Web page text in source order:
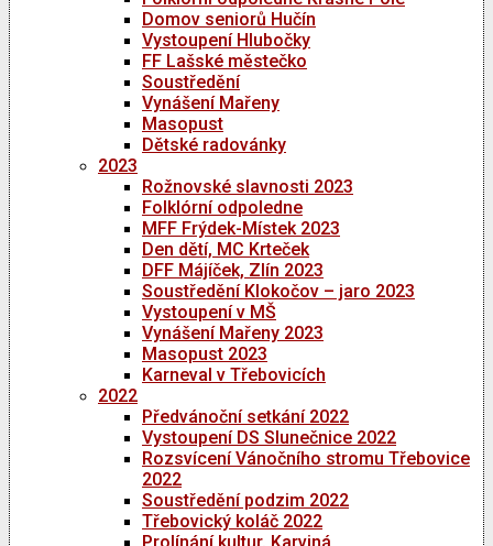
Domov seniorů Hučín
Vystoupení Hlubočky
FF Lašské městečko
Soustředění
Vynášení Mařeny
Masopust
Dětské radovánky
2023
Rožnovské slavnosti 2023
Folklórní odpoledne
MFF Frýdek-Místek 2023
Den dětí, MC Krteček
DFF Májíček, Zlín 2023
Soustředění Klokočov – jaro 2023
Vystoupení v MŠ
Vynášení Mařeny 2023
Masopust 2023
Karneval v Třebovicích
2022
Předvánoční setkání 2022
Vystoupení DS Slunečnice 2022
Rozsvícení Vánočního stromu Třebovice
2022
Soustředění podzim 2022
Třebovický koláč 2022